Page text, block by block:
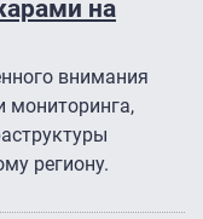
на
внимания
мониторинга,
региону.